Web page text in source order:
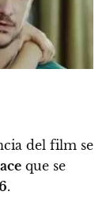
del film se
que se
.